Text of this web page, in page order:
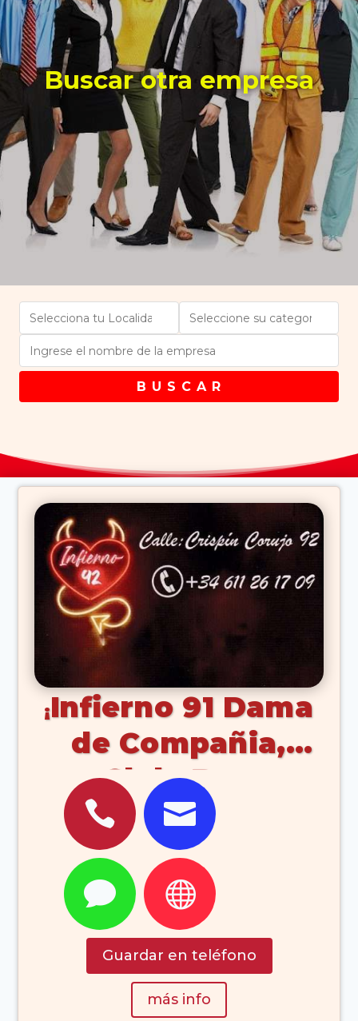
Buscar otra empresa
B U S C A R
Infierno 91 Dama
de Compañia,
Club, Bar,
Señorita (Arrecife
Lanzarote Islas
Canarias España)
 
 
Guardar en teléfono
más info